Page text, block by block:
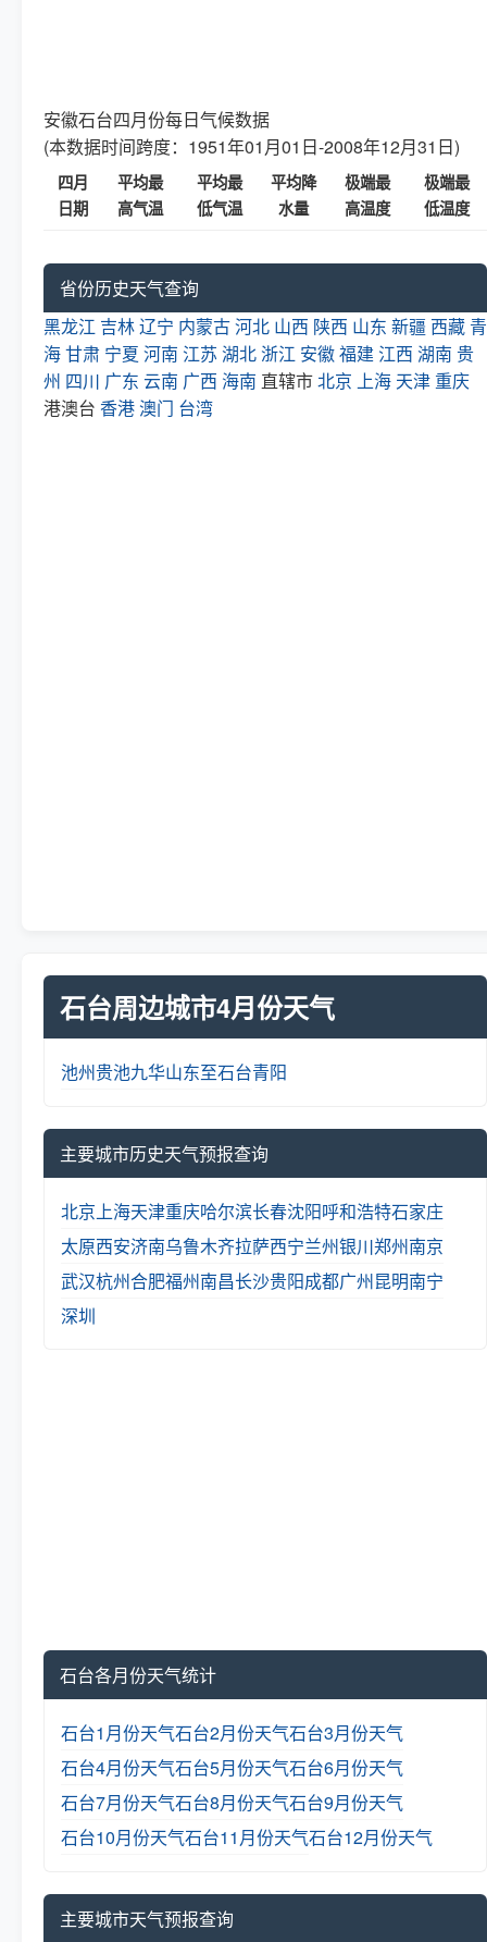
安徽石台四月份每日气候数据
(本数据时间跨度：1951年01月01日-2008年12月31日)
四月
日期
平均最
高气温
平均最
低气温
平均降
水量
极端最
高温度
极端最
低温度
省份历史天气查询
黑龙江 吉林辽宁 内蒙古河北 山西 陕西 山东 新疆 西藏 青
海甘肃 宁夏 河南 江苏 湖北 浙江 安徽福建 江西 湖南 贵
州 四川 广东 云南 广西 海南 直辖市北京 上海 天津 重庆
港澳台 香港澳门 台湾
石台周边城市4月份天气
池州贵池九华山东至石台青阳
主要城市历史天气预报查询
北京 上海天津重庆哈尔滨长春沈阳呼和浩特石家庄
太原西安济南乌鲁木齐拉萨西宁兰州银川郑州南京
武汉杭州合肥福州南昌长沙贵阳成都广州昆明南宁
深圳
石台各月份天气统计
石台1月份天气石台2月份天气石台3月份天气
石台4月份天气石台5月份天气石台6月份天气
石台7月份天气石台8月份天气石台9月份天气
石台10月份天气石台11月份天气石台12月份天气
主要城市天气预报查询